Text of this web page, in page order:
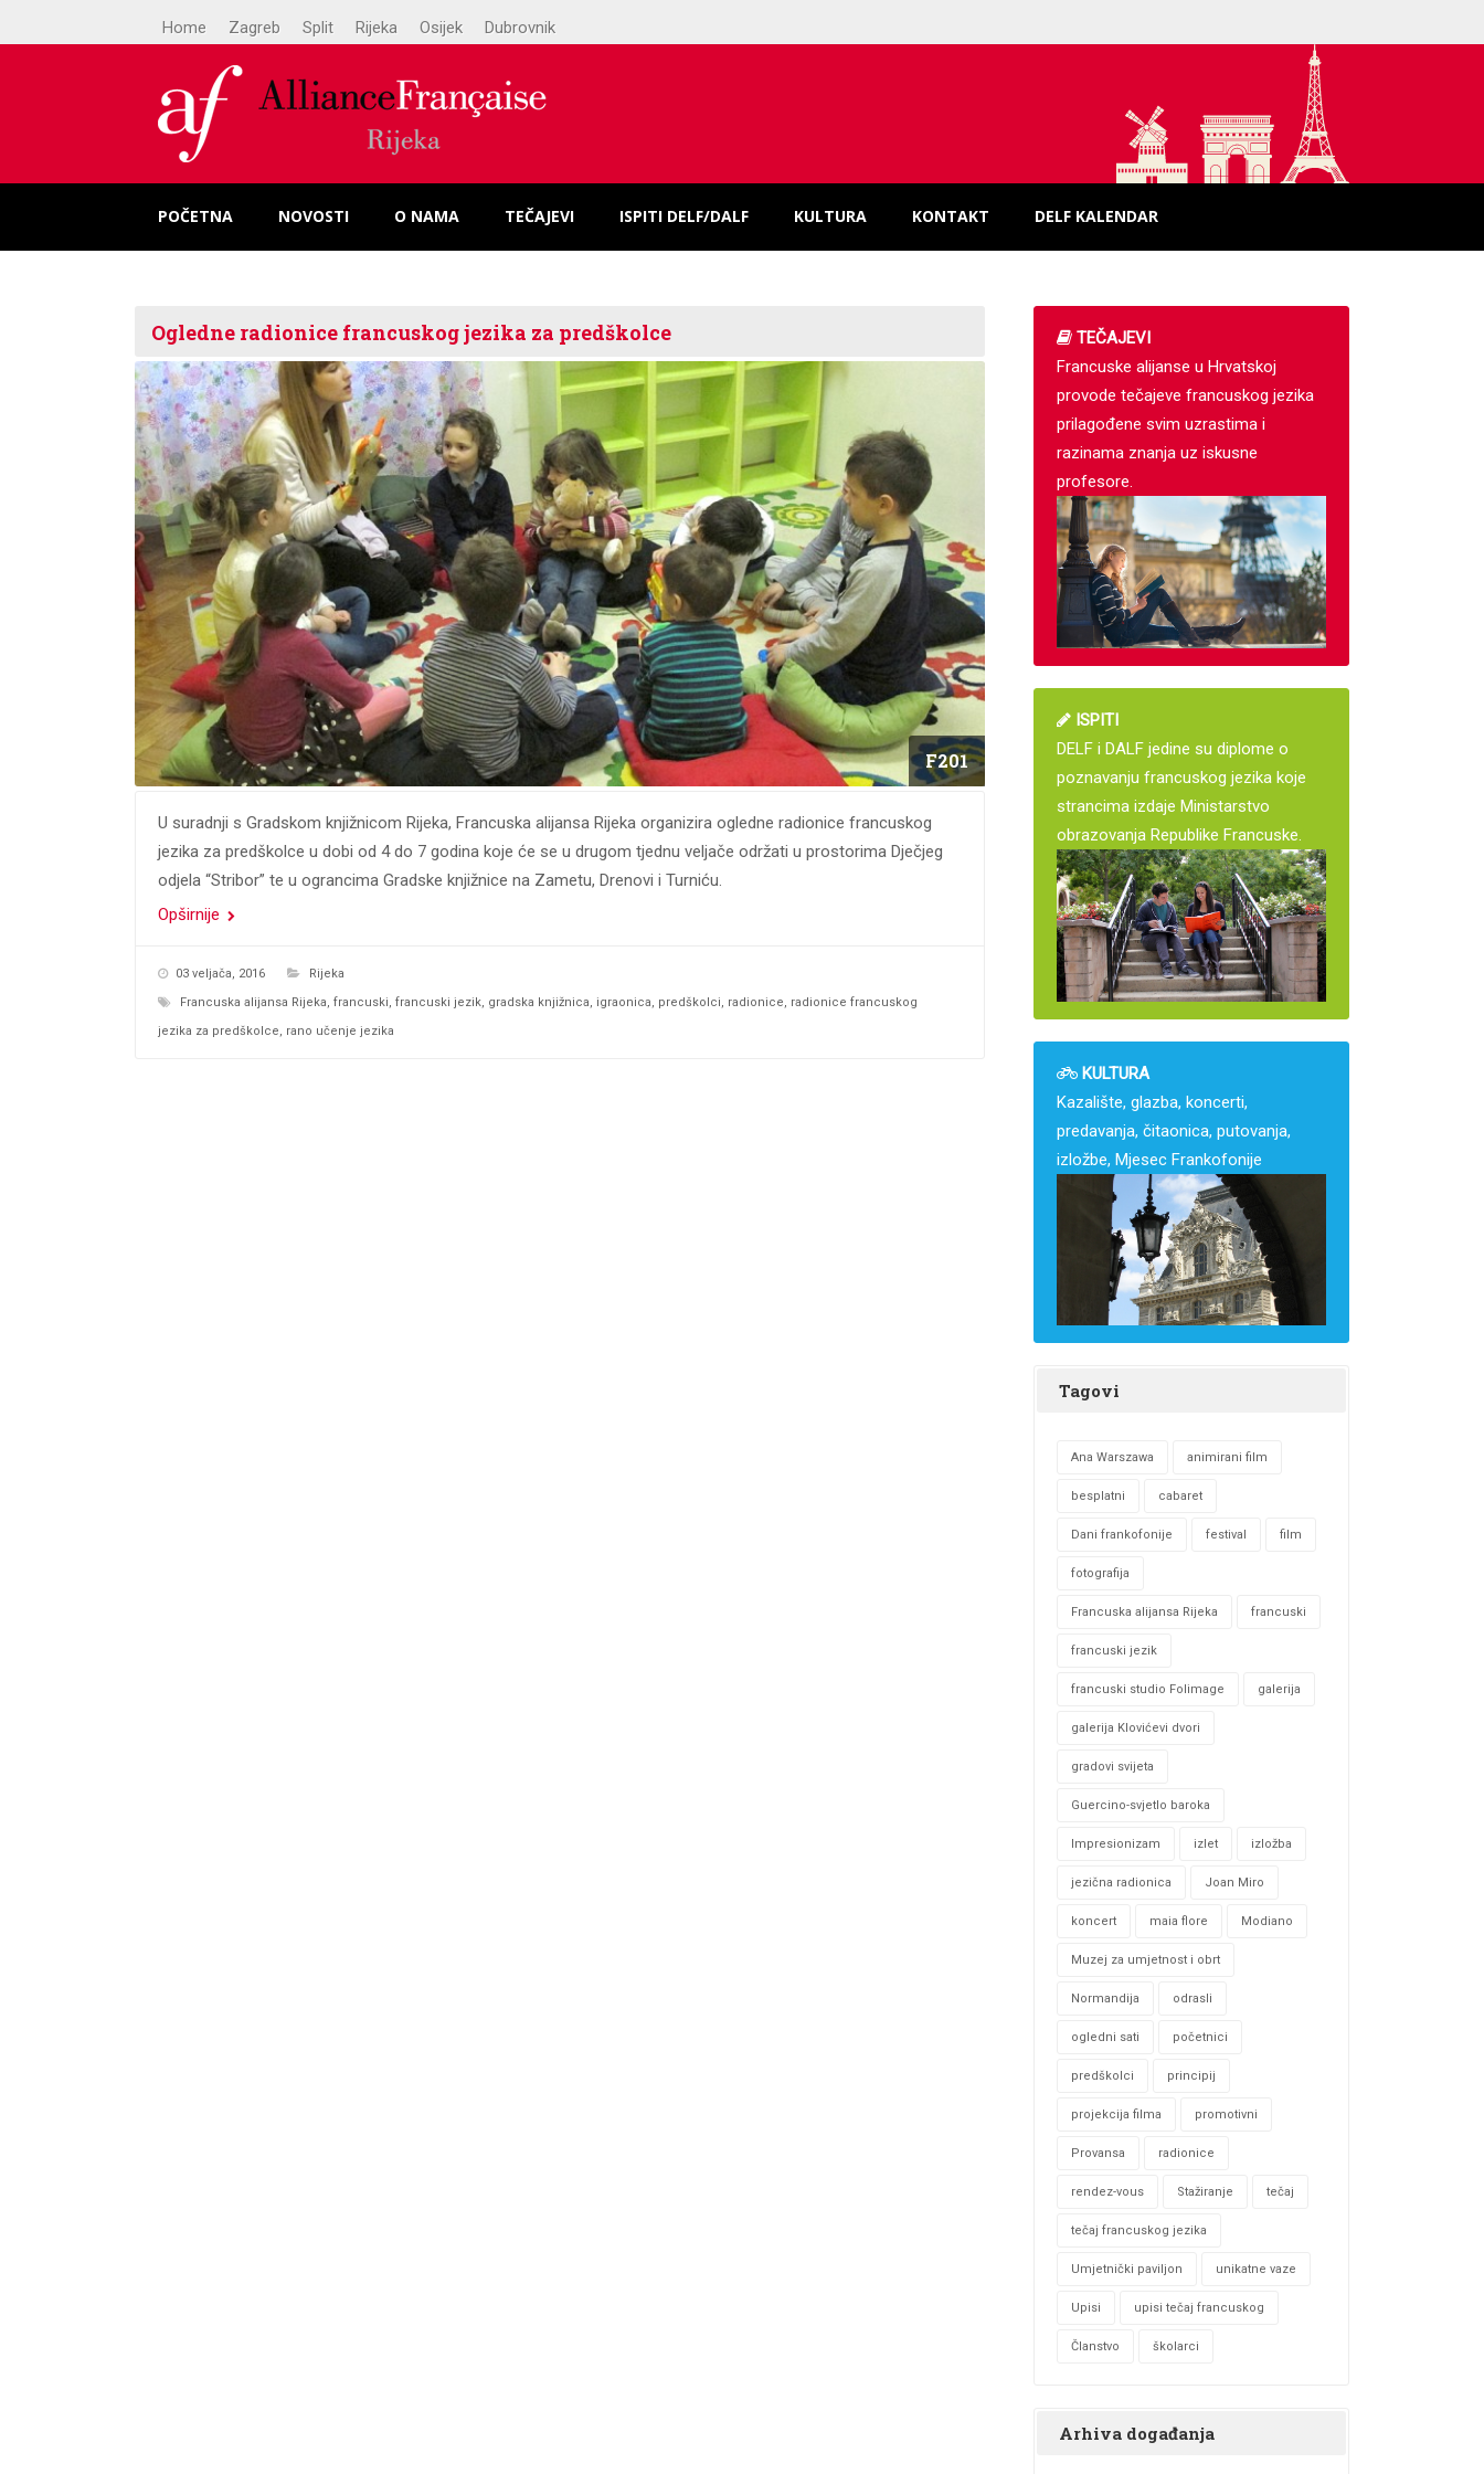
Home Zagreb Split Rijeka Osijek Dubrovnik
POČETNA NOVOSTI O NAMA TEČAJEVI ISPITI DELF/DALF KULTURA KONTAKT DELF KALENDAR
Ogledne radionice francuskog jezika za predškolce
F201
U suradnji s Gradskom knjižnicom Rijeka, Francuska alijansa Rijeka organizira ogledne radionice francuskog
jezika za predškolce u dobi od 4 do 7 godina koje će se u drugom tjednu veljače održati u prostorima Dječjeg
odjela “Stribor” te u ograncima Gradske knjižnice na Zametu, Drenovi i Turniću.
Opširnije
03 veljača, 2016
Rijeka
Francuska alijansa Rijeka, francuski, francuski jezik, gradska knjižnica, igraonica, predškolci, radionice, radionice francuskog
jezika za predškolce, rano učenje jezika
TEČAJEVI
Francuske alijanse u Hrvatskoj
provode tečajeve francuskog jezika
prilagođene svim uzrastima i
razinama znanja uz iskusne
profesore.
ISPITI
DELF i DALF jedine su diplome o
poznavanju francuskog jezika koje
strancima izdaje Ministarstvo
obrazovanja Republike Francuske.
KULTURA
Kazalište, glazba, koncerti,
predavanja, čitaonica, putovanja,
izložbe, Mjesec Frankofonije
Tagovi
Ana Warszawa animirani film
besplatni cabaret
Dani frankofonije festival film
fotografija
Francuska alijansa Rijeka francuski
francuski jezik
francuski studio Folimage galerija
galerija Klovićevi dvori
gradovi svijeta
Guercino-svjetlo baroka
Impresionizam izlet izložba
jezična radionica Joan Miro
koncert maia flore Modiano
Muzej za umjetnost i obrt
Normandija odrasli
ogledni sati početnici
predškolci principij
projekcija filma promotivni
Provansa radionice
rendez-vous Stažiranje tečaj
tečaj francuskog jezika
Umjetnički paviljon unikatne vaze
Upisi upisi tečaj francuskog
Članstvo školarci
Arhiva događanja